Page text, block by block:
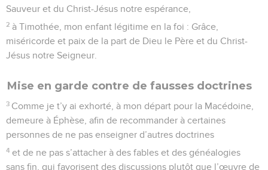
Sauveur et du Christ-Jésus notre espérance,
2 à Timothée, mon enfant légitime en la foi : Grâce,
miséricorde et paix de la part de Dieu le Père et du Christ-
Jésus notre Seigneur.
Mise en garde contre de fausses doctrines
3 Comme je t’y ai exhorté, à mon départ pour la Macédoine,
demeure à Éphèse, afin de recommander à certaines
personnes de ne pas enseigner d’autres doctrines
4 et de ne pas s’attacher à des fables et des généalogies
sans fin, qui favorisent des discussions plutôt que l’œuvre de